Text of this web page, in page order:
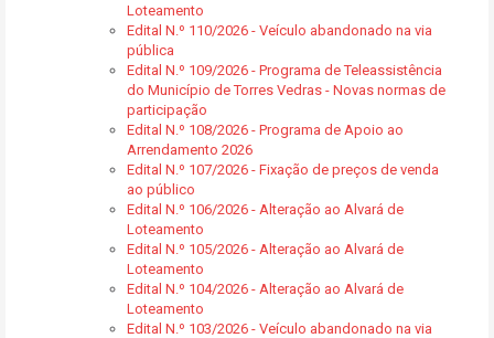
Loteamento
Edital N.º 110/2026 - Veículo abandonado na via
pública
Edital N.º 109/2026 - Programa de Teleassistência
do Município de Torres Vedras - Novas normas de
participação
Edital N.º 108/2026 - Programa de Apoio ao
Arrendamento 2026
Edital N.º 107/2026 - Fixação de preços de venda
ao público
Edital N.º 106/2026 - Alteração ao Alvará de
Loteamento
Edital N.º 105/2026 - Alteração ao Alvará de
Loteamento
Edital N.º 104/2026 - Alteração ao Alvará de
Loteamento
Edital N.º 103/2026 - Veículo abandonado na via